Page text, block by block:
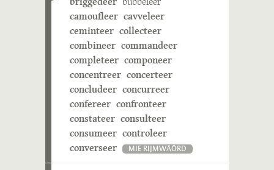
camoufleer cavveleer
ceminteer collecteer
combineer commandeer
completeer componeer
concentreer concerteer
concludeer concurreer
confereer confronteer
constateer consulteer
consumeer controleer
converseer
MIE RIJMWÄÖRD